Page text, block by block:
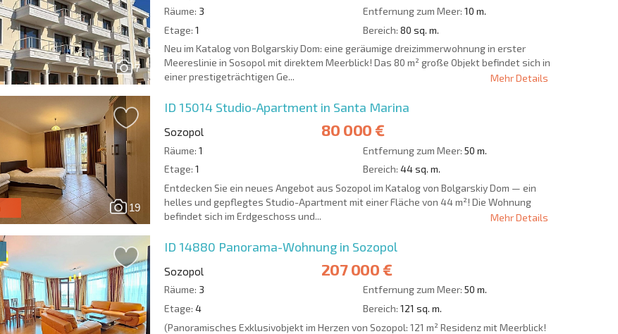
7
Räume: 3 Entfernung zum Meer: 10 m.
Etage: 1 Bereich: 80 sq. m.
Neu im Katalog von Bolgarskiy Dom: eine geräumige dreizimmerwohnung in erster
Meereslinie in Sosopol mit direktem Meerblick! Das 80 m² große Objekt befindet sich in
einer prestigeträchtigen Ge...
Mehr Details
19
ID 15014 Studio-Apartment in Santa Marina
Sozopol 80 000 €
Räume: 1 Entfernung zum Meer: 50 m.
Etage: 1 Bereich: 44 sq. m.
Entdecken Sie ein neues Angebot aus Sozopol im Katalog von Bolgarskiy Dom — ein
helles und gepflegtes Studio-Apartment mit einer Fläche von 44 m²! Die Wohnung
befindet sich im Erdgeschoss und...
Mehr Details
ID 14880 Panorama-Wohnung in Sozopol
Sozopol 207 000 €
Räume: 3 Entfernung zum Meer: 50 m.
Etage: 4 Bereich: 121 sq. m.
(Panoramisches Exklusivobjekt im Herzen von Sozopol: 121 m² Residenz mit Meerblick!